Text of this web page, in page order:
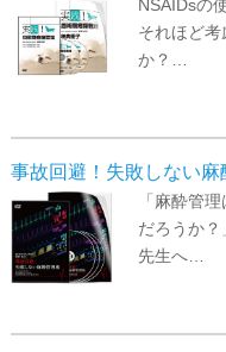
NSAIDsの
それほど
か？…
事故回避！失敗しない
「麻酔管
だろうか
先生へ…